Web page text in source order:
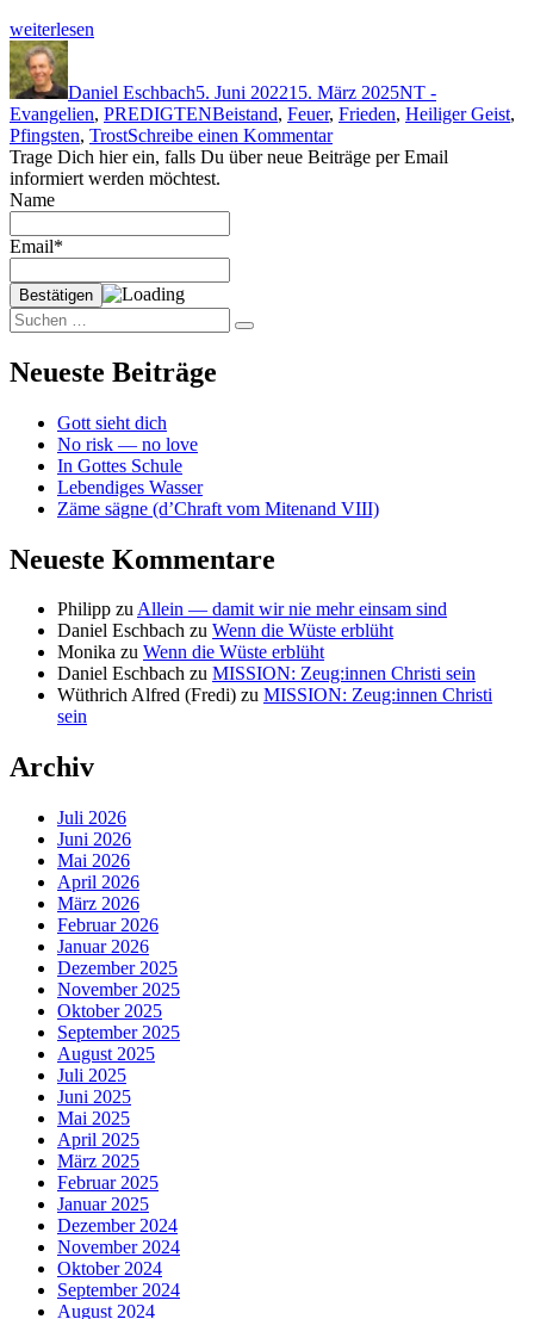
„getröstet
bzw.
bei
Trost sein“
weit­er­lesen
Autor
Daniel Eschbach5. Juni 202215. März 2025NT -
Evangelien, PREDIGTENSchlagwörter
Beistand, Feuer, Frieden, Heiliger Geist,
Pfingsten, TrostSchreibe einen Kommentarzu
getröstet
Trage Dich hier ein, falls Du über neue Beiträge per Email
informiert werden möchtest.
Name
Email*
Suchen
nach:
Suchen
Neueste Beiträge
Gott sieht dich
No risk — no love
In Gottes Schule
Lebendiges Wasser
Zäme sägne (d’Chraft vom Mitenand VIII)
Neueste Kommentare
Philipp zuAllein — damit wir nie mehr einsam sind
Daniel Eschbach zu Wenn die Wüste erblüht
Monika zu Wenn die Wüste erblüht
Daniel Eschbach zu MISSION: Zeug:innen Christi sein
Wüthrich Alfred (Fredi) zu MISSION: Zeug:innen Christi
sein
Archiv
Juli 2026
Juni 2026
Mai 2026
April 2026
März 2026
Februar 2026
Januar 2026
Dezember 2025
November 2025
Oktober 2025
September 2025
August 2025
Juli 2025
Juni 2025
Mai 2025
April 2025
März 2025
Februar 2025
Januar 2025
Dezember 2024
November 2024
Oktober 2024
September 2024
August 2024